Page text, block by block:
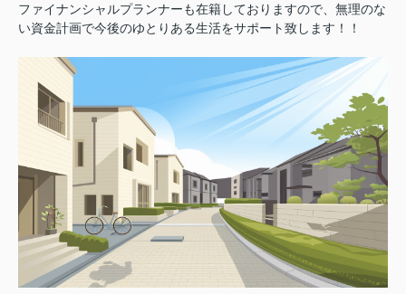
ファイナンシャルプランナーも在籍しておりますので、無理のな
い資金計画で今後のゆとりある生活をサポート致します！！